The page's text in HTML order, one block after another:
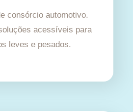
consórcio automotivo.
acessíveis para
leves e pesados.